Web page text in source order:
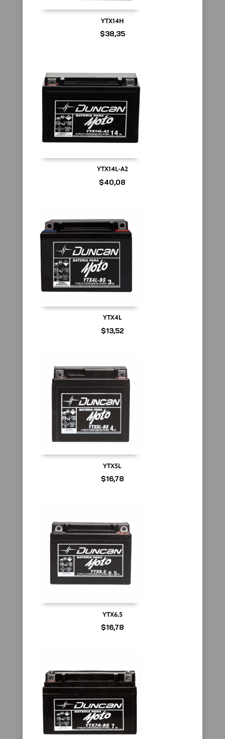
YTX14H
$38,35
YTX14L-A2
$40,08
YTX4L
$13,52
YTX5L
$16,78
YTX6.5
$16,78